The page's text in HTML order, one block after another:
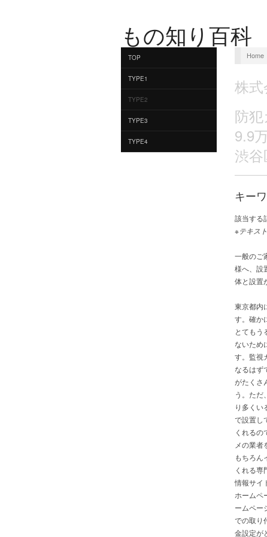
もの知り百科
TOP
TYPE1
TYPE2
TYPE3
TYPE4
Home
株
防
9.9
渋
キー
該当する
※テキス
一般のご
様へ、設
体と設置
東京都内
す。確か
とてもう
ないため
す。監視
なるはず
がたくさ
う。ただ
り多くい
で設置し
くれる
メの業者
もちろん
くれる専
情報サイ
ホームペ
ームペー
での取り
金設定が